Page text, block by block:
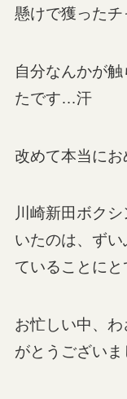
懸けで獲ったチ
自分なんかが
たです…汗
改めて本当にお
川崎新田ボク
いたのは、ず
ていることにと
お忙しい中、
がとうございま